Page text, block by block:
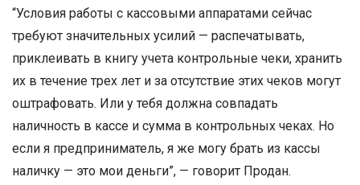
“Условия работы с кассовыми аппаратами сейчас
требуют значительных усилий — распечатывать,
приклеивать в книгу учета контрольные чеки, хранить
их в течение трех лет и за отсутствие этих чеков могут
оштрафовать. Или у тебя должна совпадать
наличность в кассе и сумма в контрольных чеках. Но
если я предприниматель, я же могу брать из кассы
наличку — это мои деньги”, — говорит Продан.